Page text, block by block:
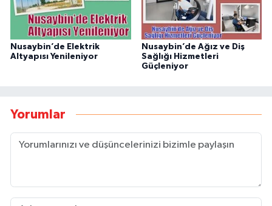
Nusaybin’de Elektrik
Altyapısı Yenileniyor
Nusaybin’de Ağız ve Diş
Sağlığı Hizmetleri
Güçleniyor
Yorumlar